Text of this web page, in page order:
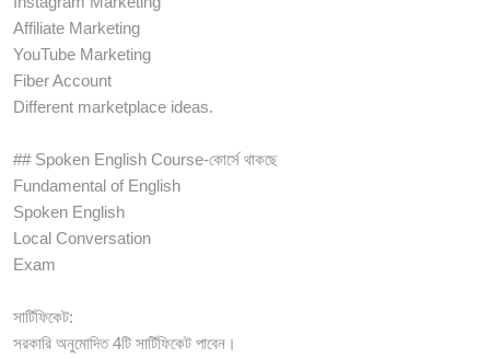
Affiliate Marketing
YouTube Marketing
Fiber Account
Different marketplace ideas.
## Spoken English Course-কোর্সে থাকছে
Fundamental of English
Spoken English
Local Conversation
Exam
সার্টিফিকেট:
সরকারি অনুমোদিত 4টি সার্টিফিকেট পাবেন।